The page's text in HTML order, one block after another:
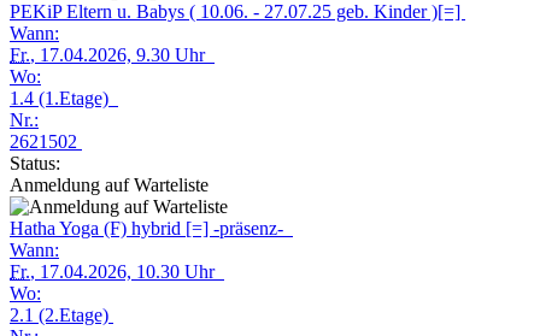
PEKiP Eltern u. Babys ( 10.06. - 27.07.25 geb. Kinder )[=]
Wann:
Fr., 17.04.2026, 9.30 Uhr
Wo:
1.4 (1.Etage)
Nr.:
2621502
Status:
Anmeldung auf Warteliste
Hatha Yoga (F) hybrid [=] -präsenz-
Wann:
Fr., 17.04.2026, 10.30 Uhr
Wo:
2.1 (2.Etage)